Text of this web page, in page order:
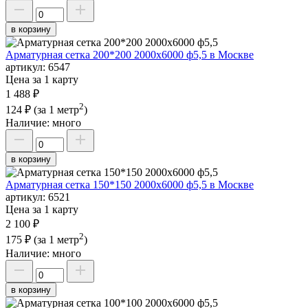
в корзину
Арматурная сетка 200*200 2000х6000 ф5,5 в Москве
артикул: 6547
Цена за 1 карту
1 488 ₽
124 ₽ (за 1 метр2)
Наличие: много
в корзину
Арматурная сетка 150*150 2000х6000 ф5,5 в Москве
артикул: 6521
Цена за 1 карту
2 100 ₽
175 ₽ (за 1 метр2)
Наличие: много
в корзину